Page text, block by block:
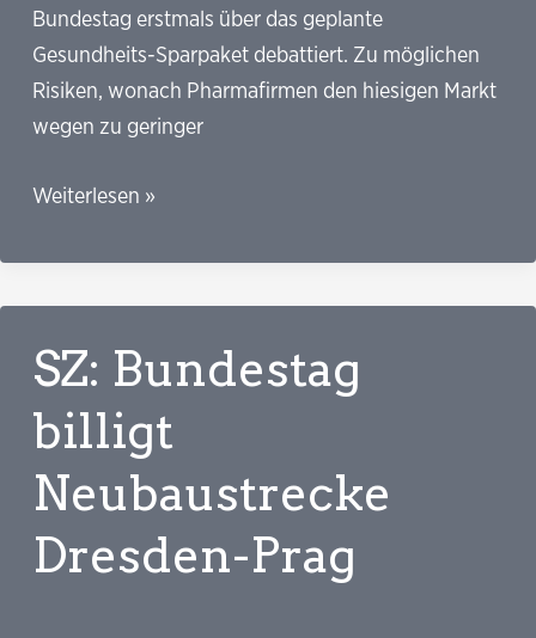
Bundestag erstmals über das geplante
Gesundheits-Sparpaket debattiert. Zu möglichen
Risiken, wonach Pharmafirmen den hiesigen Markt
wegen zu geringer
MDR:
Politikerin
Piechotta
schärfere
Preisregeln
für
Medikamente
Weiterlesen »
SZ: Bundestag
billigt
Neubaustrecke
Dresden-Prag